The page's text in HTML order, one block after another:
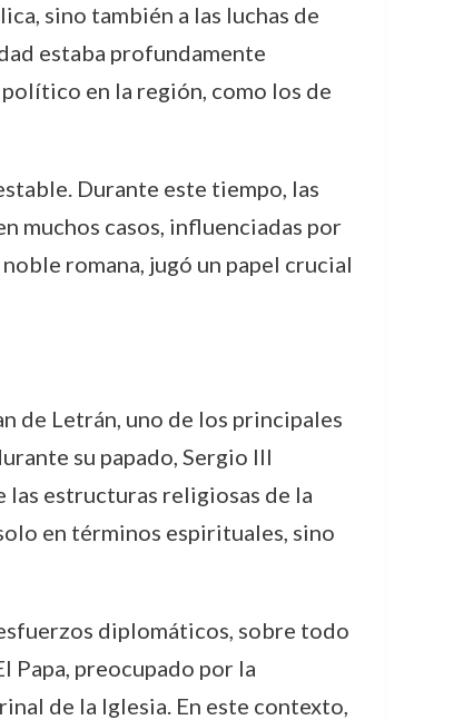
sino también a las luchas de
estaba profundamente
en la región, como los de
Durante este tiempo, las
muchos casos, influenciadas por
romana, jugó un papel crucial
de Letrán, uno de los principales
su papado, Sergio III
las estructuras religiosas de la
en términos espirituales, sino
diplomáticos, sobre todo
Papa, preocupado por la
de la Iglesia. En este contexto,